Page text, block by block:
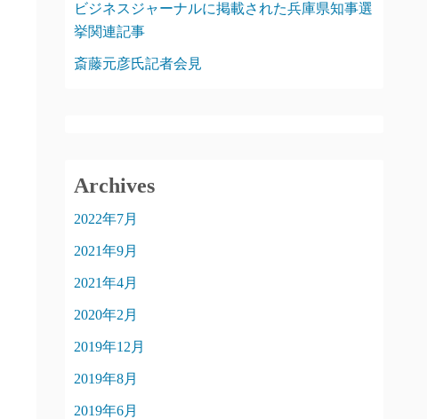
ビジネスジャーナルに掲載された兵庫県知事選
挙関連記事
斎藤元彦氏記者会見
Archives
2022年7月
2021年9月
2021年4月
2020年2月
2019年12月
2019年8月
2019年6月